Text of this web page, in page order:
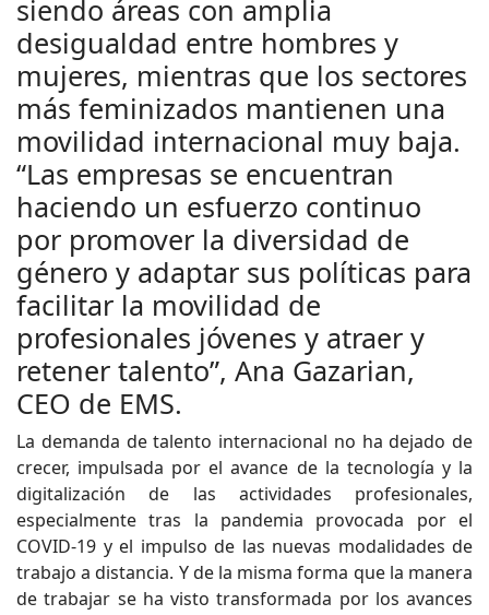
siendo áreas con amplia
desigualdad entre hombres y
mujeres, mientras que los sectores
más feminizados mantienen una
movilidad internacional muy baja.
“Las empresas se encuentran
haciendo un esfuerzo continuo
por promover la diversidad de
género y adaptar sus políticas para
facilitar la movilidad de
profesionales jóvenes y atraer y
retener talento”, Ana Gazarian,
CEO de EMS.
La demanda de talento internacional no ha dejado de
crecer, impulsada por el avance de la tecnología y la
digitalización de las actividades profesionales,
especialmente tras la pandemia provocada por el
COVID-19 y el impulso de las nuevas modalidades de
trabajo a distancia. Y de la misma forma que la manera
de trabajar se ha visto transformada por los avances